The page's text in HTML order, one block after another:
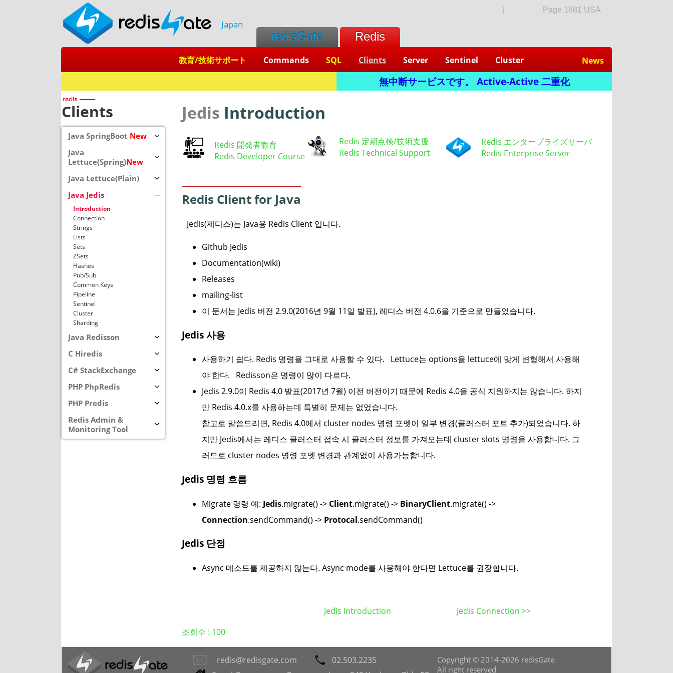
Japan
Page 1681 USA
redisGate Redis
教育/技術サポート Commands SQL Clients Server Sentinel Cluster News
無中断サービスです。 Active-Active 二重化
Clients
Java SpringBoot New
Java
Lettuce(Spring)New
Java Lettuce(Plain)
Java Jedis
Introduction
Connection
Strings
Lists
Sets
ZSets
Hashes
Pub/Sub
Common Keys
Pipeline
Sentinel
Cluster
Sharding
Java Redisson
C Hiredis
C# StackExchange
PHP PhpRedis
PHP Predis
Redis Admin &
Monitoring Tool
Jedis Introduction
Redis 開発者教育
Redis Developer Course
Redis 定期点検/技術支援
Redis Technical Support
Redis エンタープライズサーバ
Redis Enterprise Server
Redis Client for Java
Jedis(제디스)는 Java용 Redis Client 입니다.
Github Jedis
Documentation(wiki)
Releases
mailing-list
이 문서는 Jedis 버전 2.9.0(2016년 9월 11일 발표), 레디스 버전 4.0.6을 기준으로 만들었습니다.
Jedis 사용
사용하기 쉽다. Redis 명령을 그대로 사용할 수 있다. Lettuce는 options을 lettuce에 맞게 변형해서 사용해
야 한다. Redisson은 명령이 많이 다르다.
Jedis 2.9.0이 Redis 4.0 발표(2017년 7월) 이전 버전이기 때문에 Redis 4.0을 공식 지원하지는 않습니다. 하지
만 Redis 4.0.x를 사용하는데 특별히 문제는 없었습니다.
참고로 말씀드리면, Redis 4.0에서 cluster nodes 명령 포멧이 일부 변경(클러스터 포트 추가)되었습니다. 하
지만 Jedis에서는 레디스 클러스터 접속 시 클러스터 정보를 가져오는데 cluster slots 명령을 사용합니다. 그
러므로 cluster nodes 명령 포멧 변경과 관계없이 사용가능합니다.
Jedis 명령 흐름
Migrate 명령 예: Jedis.migrate() -> Client.migrate() -> BinaryClient.migrate() ->
Connection.sendCommand() -> Protocal.sendCommand()
Jedis 단점
Async 메소드를 제공하지 않는다. Async mode를 사용해야 한다면 Lettuce를 권장합니다.
Jedis Introduction
Jedis Connection >>
조회수 : 100
redis@redisgate.com
02.503.2235
Copyright © 2014-2026 redisGate
All right reserved